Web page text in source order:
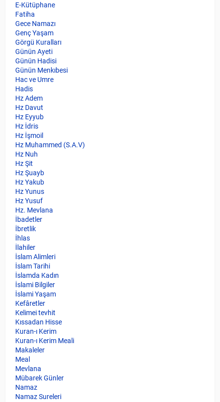
E-Kütüphane
Fatiha
Gece Namazı
Genç Yaşam
Görgü Kuralları
Günün Ayeti
Günün Hadisi
Günün Menkıbesi
Hac ve Umre
Hadis
Hz Adem
Hz Davut
Hz Eyyub
Hz İdris
Hz İşmoil
Hz Muhammed (S.A.V)
Hz Nuh
Hz Şit
Hz Şuayb
Hz Yakub
Hz Yunus
Hz Yusuf
Hz. Mevlana
İbadetler
İbretlik
İhlas
İlahiler
İslam Alimleri
İslam Tarihi
İslamda Kadın
İslami Bilgiler
İslami Yaşam
Kefâretler
Kelimei tevhit
Kıssadan Hisse
Kuran-ı Kerim
Kuran-ı Kerim Meali
Makaleler
Meal
Mevlana
Mübarek Günler
Namaz
Namaz Sureleri